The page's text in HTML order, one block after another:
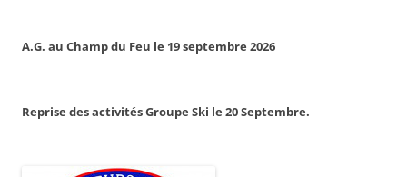
A.G. au Champ du Feu le 19 septembre 2026
Reprise des activités Groupe Ski le 20 Septembre.